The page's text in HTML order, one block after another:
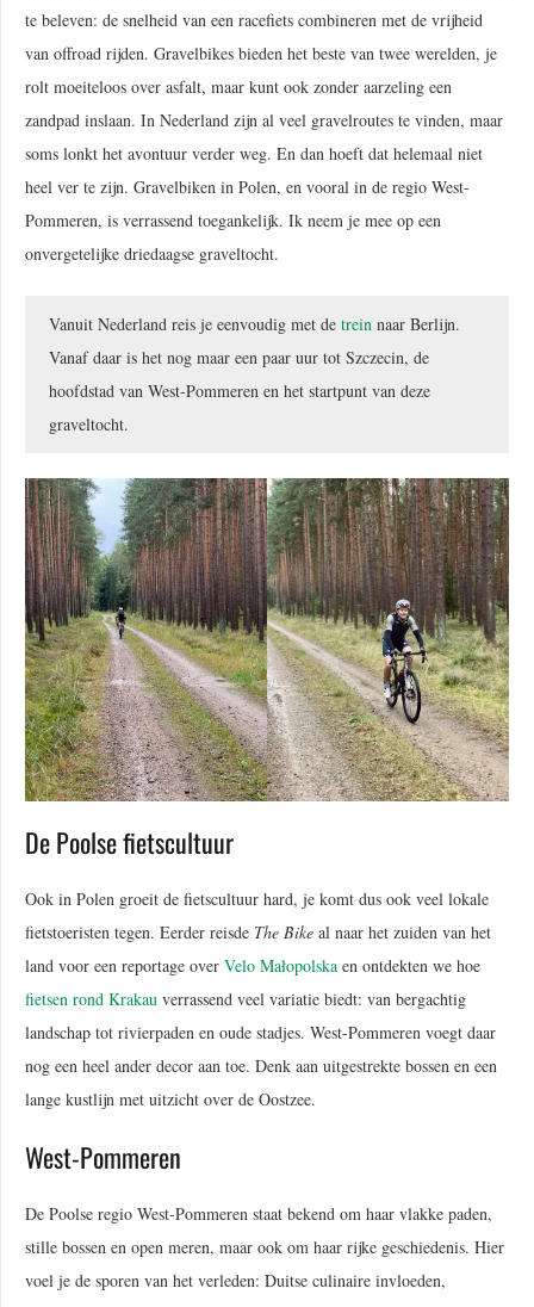
te beleven: de snelheid van een racefiets combineren met de vrijheid
van offroad rijden. Gravelbikes bieden het beste van twee werelden, je
rolt moeiteloos over asfalt, maar kunt ook zonder aarzeling een
zandpad inslaan. In Nederland zijn al veel gravelroutes te vinden, maar
soms lonkt het avontuur verder weg. En dan hoeft dat helemaal niet
heel ver te zijn. Gravelbiken in Polen, en vooral in de regio West-
Pommeren, is verrassend toegankelijk. Ik neem je mee op een
onvergetelijke driedaagse graveltocht.
Vanuit Nederland reis je eenvoudig met de trein naar Berlijn.
Vanaf daar is het nog maar een paar uur tot Szczecin, de
hoofdstad van West-Pommeren en het startpunt van deze
graveltocht.
De Poolse fietscultuur
Ook in Polen groeit de fietscultuur hard, je komt dus ook veel lokale
fietstoeristen tegen. Eerder reisde The Bike al naar het zuiden van het
land voor een reportage over Velo Małopolska en ontdekten we hoe
fietsen rond Krakau verrassend veel variatie biedt: van bergachtig
landschap tot rivierpaden en oude stadjes. West-Pommeren voegt daar
nog een heel ander decor aan toe. Denk aan uitgestrekte bossen en een
lange kustlijn met uitzicht over de Oostzee.
West-Pommeren
De Poolse regio West-Pommeren staat bekend om haar vlakke paden,
stille bossen en open meren, maar ook om haar rijke geschiedenis. Hier
voel je de sporen van het verleden: Duitse culinaire invloeden,